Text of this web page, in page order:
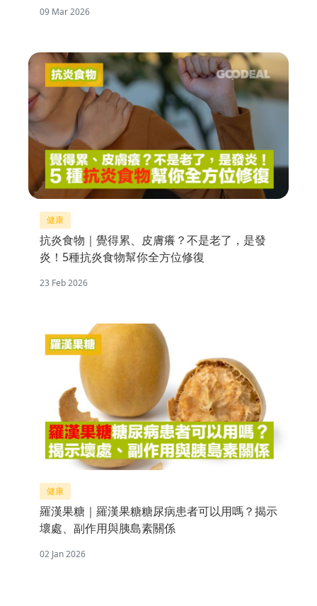
09 Mar 2026
健康
抗炎食物｜覺得累、皮膚癢？不是老了，是發
炎！5種抗炎食物幫你全方位修復
23 Feb 2026
健康
羅漢果糖｜羅漢果糖糖尿病患者可以用嗎？揭示
壞處、副作用與胰島素關係
02 Jan 2026